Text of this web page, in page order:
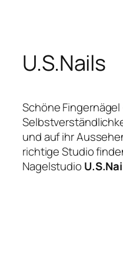
springen
U.S.Nails
Schöne Fingernägel
und auf ihr
richtige Studio
Nagelstudio